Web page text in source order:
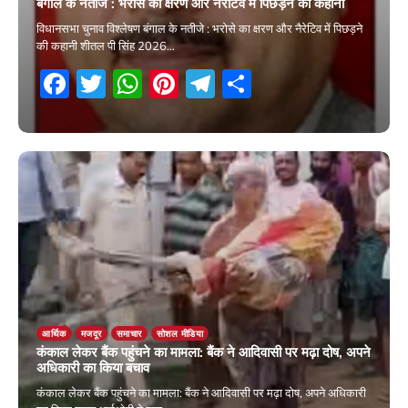
विधानसभा चुनाव विश्लेषण बंगाल के नतीजे : भरोसे का क्षरण और नैरेटिव में पिछड़ने
की कहानी शीतल पी सिंह 2026…
Facebook
Twitter
WhatsApp
Pinterest
Telegram
Share
5 May 2026
आर्थिक मजदूर समाचार सोशल मीडिया
कंकाल लेकर बैंक पहुंचने का मामला: बैंक ने आदिवासी पर मढ़ा दोष, अपने
अधिकारी का किया बचाव
कंकाल लेकर बैंक पहुंचने का मामला: बैंक ने आदिवासी पर मढ़ा दोष, अपने अधिकारी